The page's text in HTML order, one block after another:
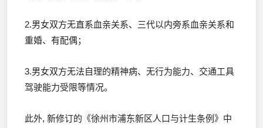
2.男女双方无直系血亲关系、三代以内旁系血亲关系和
重婚、有配偶；
3.男女双方无法自理的精神病、无行为能力、交通工具
驾驶能力受限等情况。
此外, 新修订的《徐州市浦东新区人口与计生条例》中